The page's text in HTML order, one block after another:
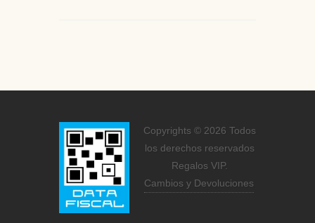
Copyrights © 2026 Todos
los derechos reservados
Regalos VIP.
Cambios y Devoluciones